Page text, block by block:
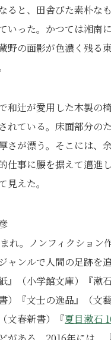
ると、田舎びた素朴な
いった。かつては湘南
野の面影が色濃く残る
和辻が愛用した木製の
れている。床面部分の
さが漂う。そこには、
仕事に腰を据えて邁進
見えた。
れ。ノンフィクション
ャンルで人間の足跡を
』（小学館文庫）『漱
）『文士の逸品』（文
文春新書）『夏目漱石